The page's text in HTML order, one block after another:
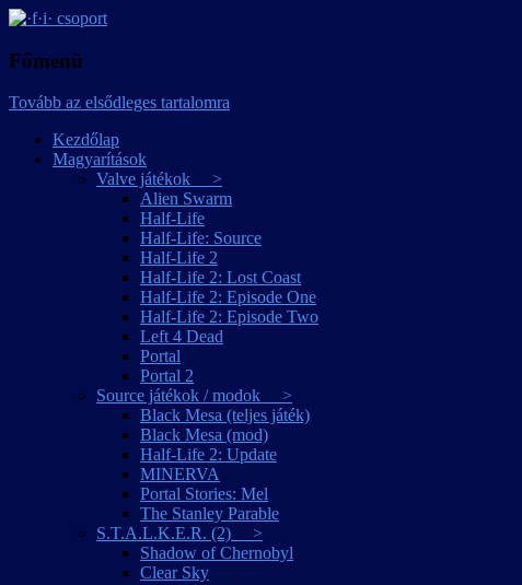
·f·i· csoport
Főmenü
Tovább az elsődleges tartalomra
Kezdőlap
Magyarítások
Valve játékok >
Alien Swarm
Half-Life
Half-Life: Source
Half-Life 2
Half-Life 2: Lost Coast
Half-Life 2: Episode One
Half-Life 2: Episode Two
Left 4 Dead
Portal
Portal 2
Source játékok / modok >
Black Mesa (teljes játék)
Black Mesa (mod)
Half-Life 2: Update
MINERVA
Portal Stories: Mel
The Stanley Parable
S.T.A.L.K.E.R. (2) >
Shadow of Chernobyl
Clear Sky